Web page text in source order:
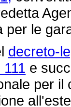
per le
decreto-
e
per